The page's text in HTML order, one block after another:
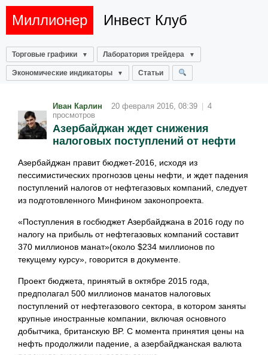
Миллионер Инвест Клуб
Торговые графики Лаборатория трейдера
Экономические индикаторы Статьи
Иван Карлин 20 февраля 2016, 08:39
4
просмотров
Азербайджан ждет снижения
налоговых поступлений от нефти
Азербайджан правит бюджет-2016, исходя из
пессимистических прогнозов цены нефти, и ждет падения
поступлений налогов от нефтегазовых компаний, следует
из подготовленного Минфином законопроекта.
«Поступления в госбюджет Азербайджана в 2016 году по
налогу на прибыль от нефтегазовых компаний составит
370 миллионов манат»(около $234 миллионов по
текущему курсу», говорится в документе.
Проект бюджета, принятый в октябре 2015 года,
предполагал 500 миллионов манатов налоговых
поступлений от нефтегазового сектора, в котором заняты
крупные иностранные компании, включая основного
добытчика, британскую BP. С момента принятия цены на
нефть продолжили падение, а азербайджанская валюта